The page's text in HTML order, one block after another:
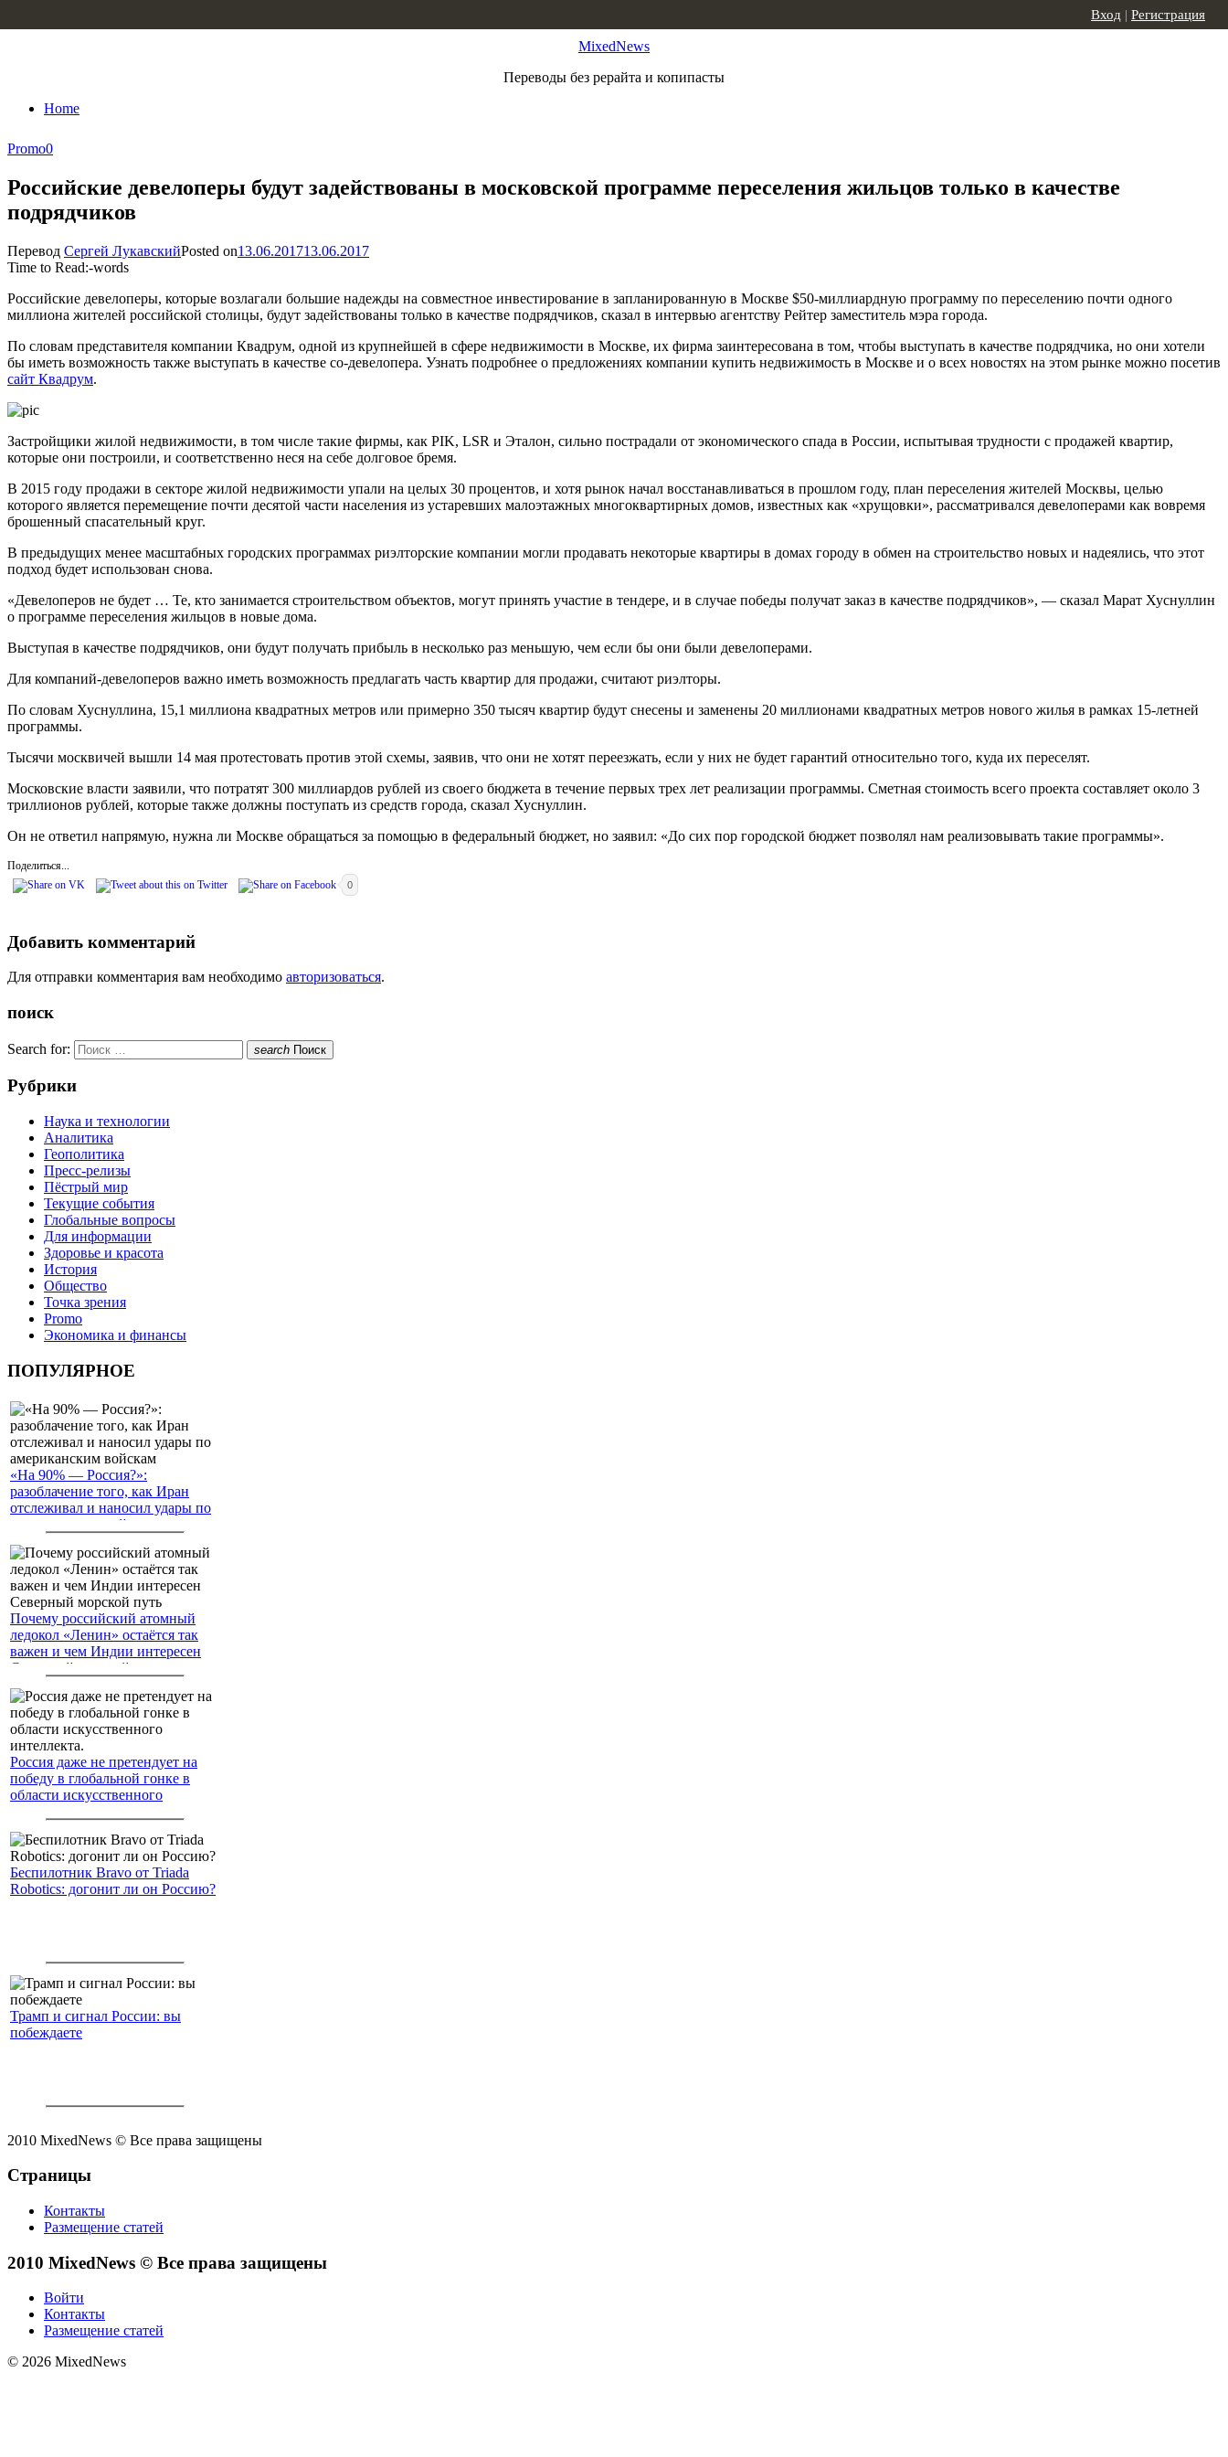
MixedNews
Переводы без рерайта и копипасты
Home
Вход | Регистрация
Promo0
Российские девелоперы будут задействованы в московской программе переселения жильцов только в качестве
подрядчиков
Перевод Сергей ЛукавскийPosted on13.06.201713.06.2017
Time to Read:-words
Российские девелоперы, которые возлагали большие надежды на совместное инвестирование в запланированную в Москве $50-миллиардную программу по переселению почти одного
миллиона жителей российской столицы, будут задействованы только в качестве подрядчиков, сказал в интервью агентству Рейтер заместитель мэра города.
По словам представителя компании Квадрум, одной из крупнейшей в сфере недвижимости в Москве, их фирма заинтересована в том, чтобы выступать в качестве подрядчика, но они хотели
бы иметь возможность также выступать в качестве со-девелопера. Узнать подробнее о предложениях компании купить недвижимость в Москве и о всех новостях на этом рынке можно посетив
сайт Квадрум.
Застройщики жилой недвижимости, в том числе такие фирмы, как PIK, LSR и Эталон, сильно пострадали от экономического спада в России, испытывая трудности с продажей квартир,
которые они построили, и соответственно неся на себе долговое бремя.
В 2015 году продажи в секторе жилой недвижимости упали на целых 30 процентов, и хотя рынок начал восстанавливаться в прошлом году, план переселения жителей Москвы, целью
которого является перемещение почти десятой части населения из устаревших малоэтажных многоквартирных домов, известных как «хрущовки», рассматривался девелоперами как вовремя
брошенный спасательный круг.
В предыдущих менее масштабных городских программах риэлторские компании могли продавать некоторые квартиры в домах городу в обмен на строительство новых и надеялись, что этот
подход будет использован снова.
«Девелоперов не будет … Те, кто занимается строительством объектов, могут принять участие в тендере, и в случае победы получат заказ в качестве подрядчиков», — сказал Марат Хуснуллин
о программе переселения жильцов в новые дома.
Выступая в качестве подрядчиков, они будут получать прибыль в несколько раз меньшую, чем если бы они были девелоперами.
Для компаний-девелоперов важно иметь возможность предлагать часть квартир для продажи, считают риэлторы.
По словам Хуснуллина, 15,1 миллиона квадратных метров или примерно 350 тысяч квартир будут снесены и заменены 20 миллионами квадратных метров нового жилья в рамках 15-летней
программы.
Тысячи москвичей вышли 14 мая протестовать против этой схемы, заявив, что они не хотят переезжать, если у них не будет гарантий относительно того, куда их переселят.
Московские власти заявили, что потратят 300 миллиардов рублей из своего бюджета в течение первых трех лет реализации программы. Сметная стоимость всего проекта составляет около 3
триллионов рублей, которые также должны поступать из средств города, сказал Хуснуллин.
Он не ответил напрямую, нужна ли Москве обращаться за помощью в федеральный бюджет, но заявил: «До сих пор городской бюджет позволял нам реализовывать такие программы».
Поделиться...
0
Добавить комментарий
Для отправки комментария вам необходимо авторизоваться.
поиск
Search for: search Поиск
Рубрики
Наука и технологии
Аналитика
Геополитика
Пресс-релизы
Пёстрый мир
Текущие события
Глобальные вопросы
Для информации
Здоровье и красота
История
Общество
Точка зрения
Promo
Экономика и финансы
ПОПУЛЯРНОЕ
«На 90% — Россия?»:
разоблачение того, как Иран
отслеживал и наносил удары по
американским войскам
Почему российский атомный
ледокол «Ленин» остаётся так
важен и чем Индии интересен
Северный морской путь
Россия даже не претендует на
победу в глобальной гонке в
области искусственного
Беспилотник Bravo от Triada
Robotics: догонит ли он Россию?
Трамп и сигнал России: вы
побеждаете
2010 MixedNews © Все права защищены
Страницы
Контакты
Размещение статей
2010 MixedNews © Все права защищены
Войти
Контакты
Размещение статей
© 2026 MixedNews